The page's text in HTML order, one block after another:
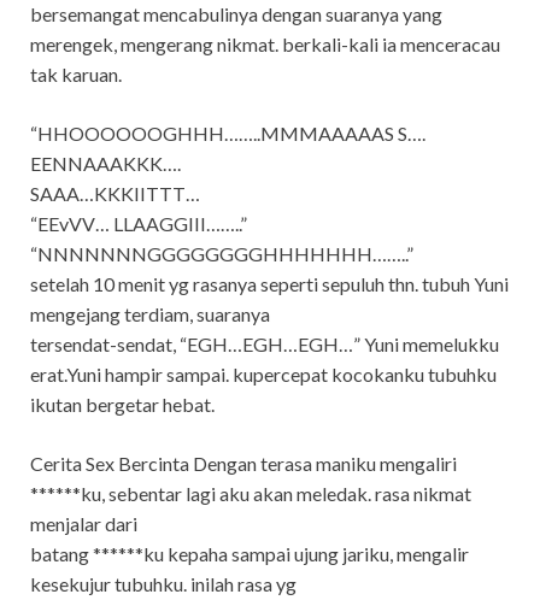
bersemangat mencabulinya dengan suaranya yang
merengek, mengerang nikmat. berkali-kali ia menceracau
tak karuan.
“HHOOOOOOGHHH……..MMMAAAAAS S….
EENNAAAKKK….
SAAA…KKKIITTT…
“EEvVV… LLAAGGIII……..”
“NNNNNNNGGGGGGGGHHHHHHH……..”
setelah 10 menit yg rasanya seperti sepuluh thn. tubuh Yuni
mengejang terdiam, suaranya
tersendat-sendat, “EGH…EGH…EGH…” Yuni memelukku
erat.Yuni hampir sampai. kupercepat kocokanku tubuhku
ikutan bergetar hebat.
Cerita Sex Bercinta Dengan terasa maniku mengaliri
******ku, sebentar lagi aku akan meledak. rasa nikmat
menjalar dari
batang ******ku kepaha sampai ujung jariku, mengalir
kesekujur tubuhku. inilah rasa yg